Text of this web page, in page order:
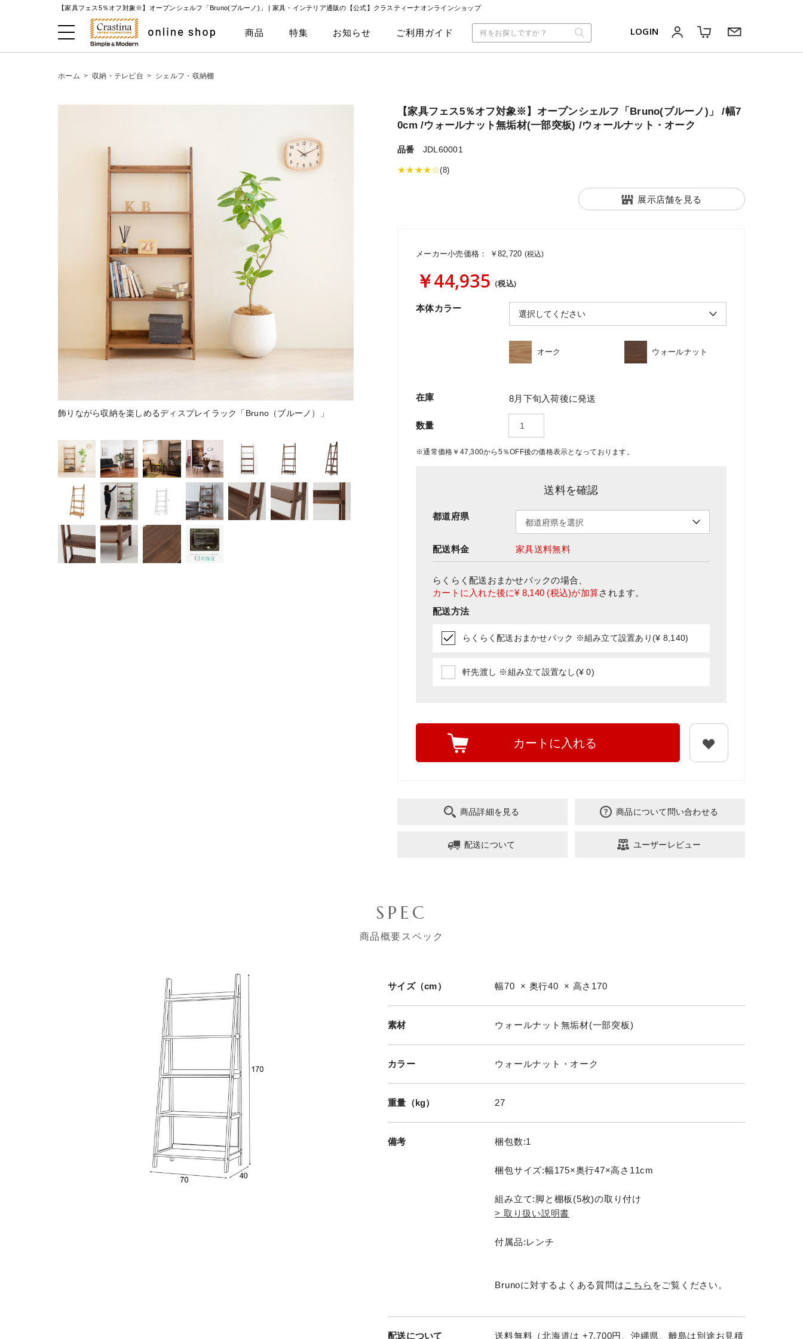
【家具フェス5％オフ対象※】オープンシェルフ「Bruno(ブルーノ)」 | 家具・インテリア通販の【公式】クラスティーナオンラインショップ
商品 特集 お知らせ ご利用ガイド LOGIN
ホーム > 収納・テレビ台 > シェルフ・収納棚
飾りながら収納を楽しめるディスプレイラック「Bruno（ブルーノ）」
【家具フェス5％オフ対象※】オープンシェルフ「Bruno(ブルーノ)」 /幅7
0cm /ウォールナット無垢材(一部突板) /ウォールナット・オーク
品番 JDL60001
★★★★☆(8)
展示店舗を見る
メーカー小売価格： ￥82,720 (税込)
￥44,935 (税込)
本体カラー
オーク ウォールナット
在庫 8月下旬入荷後に発送
数量
※通常価格￥47,300から5％OFF後の価格表示となっております。
送料を確認
都道府県
配送料金 家具送料無料
らくらく配送おまかせパックの場合、
カートに入れた後に¥ 8,140 (税込)が加算されます。
配送方法
らくらく配送おまかせパック ※組み立て設置あり(¥ 8,140)
軒先渡し ※組み立て設置なし(¥ 0)
カートに入れる
商品詳細を見る 商品について問い合わせる
配送について ユーザーレビュー
SPEC
商品概要スペック
サイズ（cm） 幅70 × 奥行40 × 高さ170
素材 ウォールナット無垢材(一部突板)
カラー ウォールナット・オーク
重量（kg） 27
備考 梱包数:1
梱包サイズ:幅175×奥行47×高さ11cm
組み立て:脚と棚板(5枚)の取り付け
> 取り扱い説明書
付属品:レンチ
Brunoに対するよくある質問はこちら をご覧ください。
配送について
送料無料（北海道は +7,700円、沖縄県、離島は別途お見積